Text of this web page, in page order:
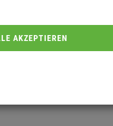
AKZEPTIEREN